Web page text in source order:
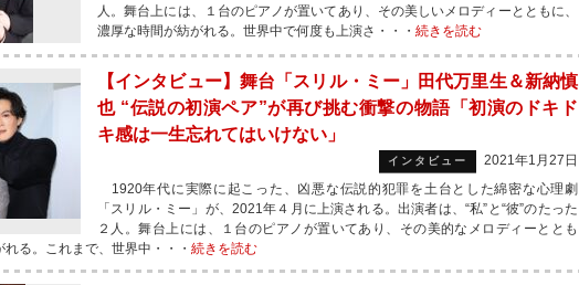
人。舞台上には、１台のピアノが置いてあり、その美しいメロディーとともに、
濃厚な時間が紡がれる。世界中で何度も上演さ・・・ 続きを読む
【インタビュー】舞台「スリル・ミー」田代万里生＆新納慎
也 “伝説の初演ペア”が再び挑む衝撃の物語「初演のドキド
キ感は一生忘れてはいけない」
インタビュー
2021年1月27日
1920年代に実際に起こった、凶悪な伝説的犯罪を土台とした綿密な心理劇
「スリル・ミー」が、2021年４月に上演される。出演者は、“私”と“彼”のたった
２人。舞台上には、１台のピアノが置いてあり、その美的なメロディーととも
る。これまで、世界中・・・ 続きを読む